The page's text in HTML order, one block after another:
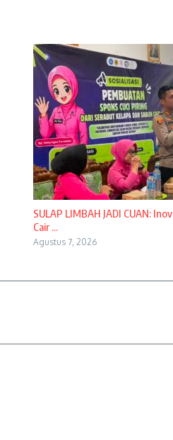
SULAP LIMBAH JADI CUAN:
Cair ...
Agustus 7, 2026